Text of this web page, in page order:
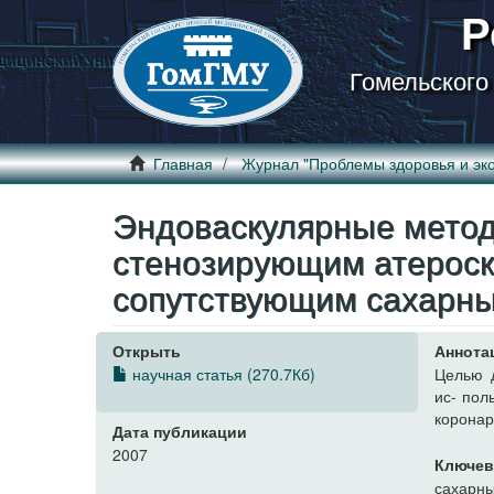
Главная Журнал "Проблемы здоровья и
Эндоваскулярные
стенозирующим
сопутствующим
Открыть
научная статья (270.7Кб)
Дата публикации
2007
Целью
ис-